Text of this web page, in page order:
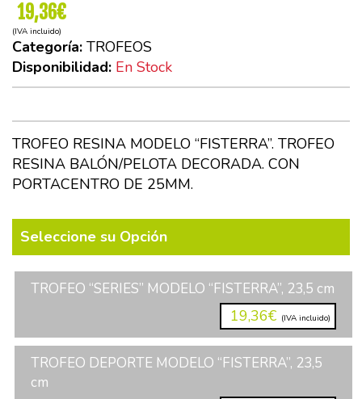
19,36€
(IVA incluido)
Categoría: TROFEOS
Disponibilidad: En Stock
TROFEO RESINA MODELO “FISTERRA”. TROFEO
RESINA BALÓN/PELOTA DECORADA. CON
PORTACENTRO DE 25MM.
Seleccione su Opción
TROFEO “SERIES” MODELO “FISTERRA”, 23,5 cm
19,36€ (IVA incluido)
TROFEO DEPORTE MODELO “FISTERRA”, 23,5
cm